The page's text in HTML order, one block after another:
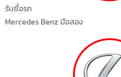
รับซื้อรถ
Mercedes Benz มือสอง